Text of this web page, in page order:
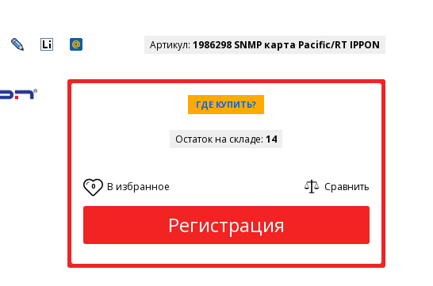
Артикул: 1986298 SNMP карта Pacific/RT IPPON
ГДЕ КУПИТЬ?
Остаток на складе:14
0 В избранное Сравнить
Регистрация